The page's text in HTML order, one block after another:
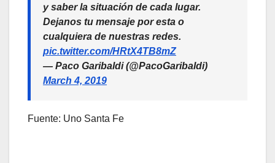
y saber la situación de cada lugar.
Dejanos tu mensaje por esta o
cualquiera de nuestras redes.
pic.twitter.com/HRtX4TB8mZ
— Paco Garibaldi (@PacoGaribaldi)
March 4, 2019
Fuente: Uno Santa Fe